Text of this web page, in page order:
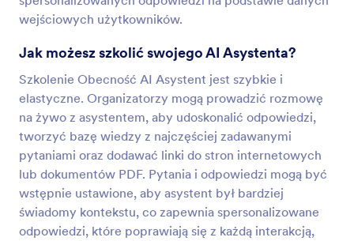
wejściowych użytkowników.
Jak możesz szkolić swojego AI Asystenta?
Szkolenie Obecność AI Asystent jest szybkie i
elastyczne. Organizatorzy mogą prowadzić rozmowę
na żywo z asystentem, aby udoskonalić odpowiedzi,
tworzyć bazę wiedzy z najczęściej zadawanymi
pytaniami oraz dodawać linki do stron internetowych
lub dokumentów PDF. Pytania i odpowiedzi mogą być
wstępnie ustawione, aby asystent był bardziej
świadomy kontekstu, co zapewnia spersonalizowane
odpowiedzi, które poprawiają się z każdą interakcją,